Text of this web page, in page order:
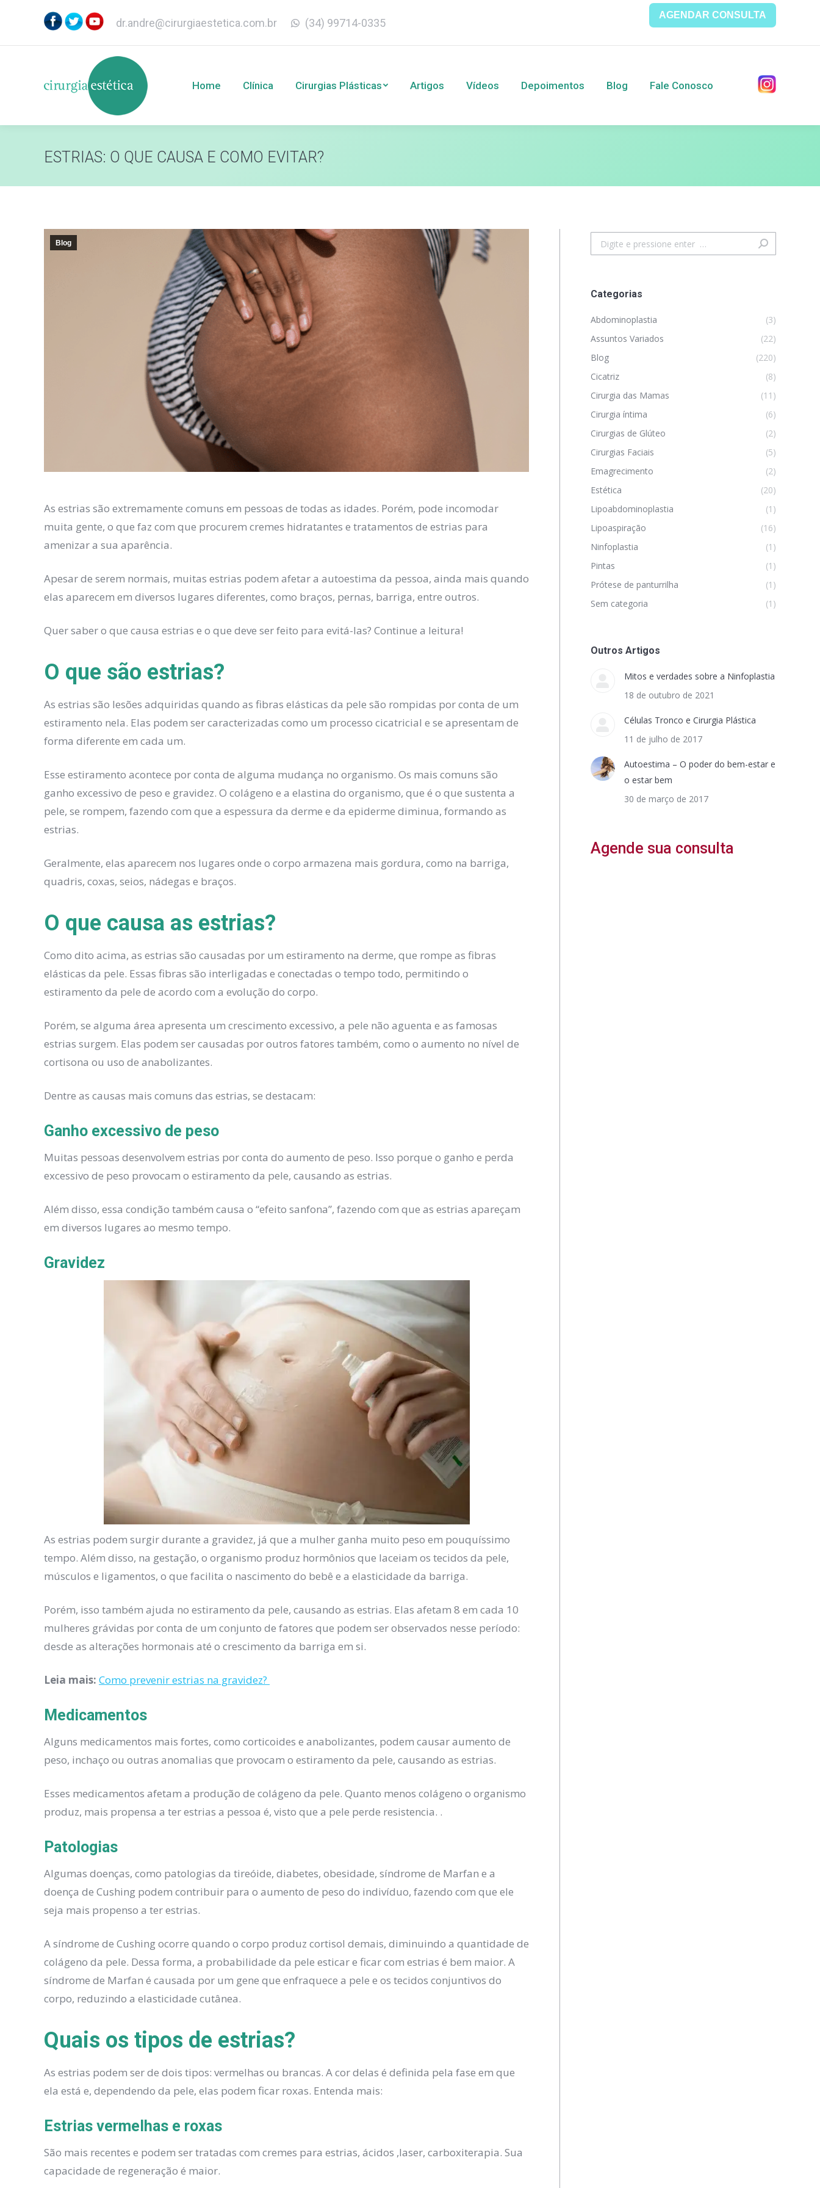
dr.andre@cirurgiaestetica.com.br (34) 99714-0335
AGENDAR CONSULTA
Home Clínica Cirurgias Plásticas Artigos Vídeos Depoimentos Blog Fale Conosco
ESTRIAS: O QUE CAUSA E COMO EVITAR?
Blog
As estrias são extremamente comuns em pessoas de todas as idades. Porém, pode incomodar
muita gente, o que faz com que procurem cremes hidratantes e tratamentos de estrias para
amenizar a sua aparência.
Apesar de serem normais, muitas estrias podem afetar a autoestima da pessoa, ainda mais quando
elas aparecem em diversos lugares diferentes, como braços, pernas, barriga, entre outros.
Quer saber o que causa estrias e o que deve ser feito para evitá-las? Continue a leitura!
O que são estrias?
As estrias são lesões adquiridas quando as fibras elásticas da pele são rompidas por conta de um
estiramento nela. Elas podem ser caracterizadas como um processo cicatricial e se apresentam de
forma diferente em cada um.
Esse estiramento acontece por conta de alguma mudança no organismo. Os mais comuns são
ganho excessivo de peso e gravidez. O colágeno e a elastina do organismo, que é o que sustenta a
pele, se rompem, fazendo com que a espessura da derme e da epiderme diminua, formando as
estrias.
Geralmente, elas aparecem nos lugares onde o corpo armazena mais gordura, como na barriga,
quadris, coxas, seios, nádegas e braços.
O que causa as estrias?
Como dito acima, as estrias são causadas por um estiramento na derme, que rompe as fibras
elásticas da pele. Essas fibras são interligadas e conectadas o tempo todo, permitindo o
estiramento da pele de acordo com a evolução do corpo.
Porém, se alguma área apresenta um crescimento excessivo, a pele não aguenta e as famosas
estrias surgem. Elas podem ser causadas por outros fatores também, como o aumento no nível de
cortisona ou uso de anabolizantes.
Dentre as causas mais comuns das estrias, se destacam:
Ganho excessivo de peso
Muitas pessoas desenvolvem estrias por conta do aumento de peso. Isso porque o ganho e perda
excessivo de peso provocam o estiramento da pele, causando as estrias.
Além disso, essa condição também causa o “efeito sanfona”, fazendo com que as estrias apareçam
em diversos lugares ao mesmo tempo.
Gravidez
As estrias podem surgir durante a gravidez, já que a mulher ganha muito peso em pouquíssimo
tempo. Além disso, na gestação, o organismo produz hormônios que laceiam os tecidos da pele,
músculos e ligamentos, o que facilita o nascimento do bebê e a elasticidade da barriga.
Porém, isso também ajuda no estiramento da pele, causando as estrias. Elas afetam 8 em cada 10
mulheres grávidas por conta de um conjunto de fatores que podem ser observados nesse período:
desde as alterações hormonais até o crescimento da barriga em si.
Leia mais: Como prevenir estrias na gravidez?
Medicamentos
Alguns medicamentos mais fortes, como corticoides e anabolizantes, podem causar aumento de
peso, inchaço ou outras anomalias que provocam o estiramento da pele, causando as estrias.
Esses medicamentos afetam a produção de colágeno da pele. Quanto menos colágeno o organismo
produz, mais propensa a ter estrias a pessoa é, visto que a pele perde resistencia. .
Patologias
Algumas doenças, como patologias da tireóide, diabetes, obesidade, síndrome de Marfan e a
doença de Cushing podem contribuir para o aumento de peso do indivíduo, fazendo com que ele
seja mais propenso a ter estrias.
A síndrome de Cushing ocorre quando o corpo produz cortisol demais, diminuindo a quantidade de
colágeno da pele. Dessa forma, a probabilidade da pele esticar e ficar com estrias é bem maior. A
síndrome de Marfan é causada por um gene que enfraquece a pele e os tecidos conjuntivos do
corpo, reduzindo a elasticidade cutânea.
Quais os tipos de estrias?
As estrias podem ser de dois tipos: vermelhas ou brancas. A cor delas é definida pela fase em que
ela está e, dependendo da pele, elas podem ficar roxas. Entenda mais:
Estrias vermelhas e roxas
São mais recentes e podem ser tratadas com cremes para estrias, ácidos ,laser, carboxiterapia. Sua
capacidade de regeneração é maior.
Search:
Categorias
Abdominoplastia
(3)
Assuntos Variados
(22)
Blog
(220)
Cicatriz
(8)
Cirurgia das Mamas
(11)
Cirurgia íntima
(6)
Cirurgias de Glúteo
(2)
Cirurgias Faciais
(5)
Emagrecimento
(2)
Estética
(20)
Lipoabdominoplastia
(1)
Lipoaspiração
(16)
Ninfoplastia
(1)
Pintas
(1)
Prótese de panturrilha
(1)
Sem categoria
(1)
Outros Artigos
Mitos e verdades sobre a Ninfoplastia
18 de outubro de 2021
Células Tronco e Cirurgia Plástica
11 de julho de 2017
Autoestima – O poder do bem-estar e
o estar bem
30 de março de 2017
Agende sua consulta
Home Clínica Cirurgias Plásticas Fale Conosco